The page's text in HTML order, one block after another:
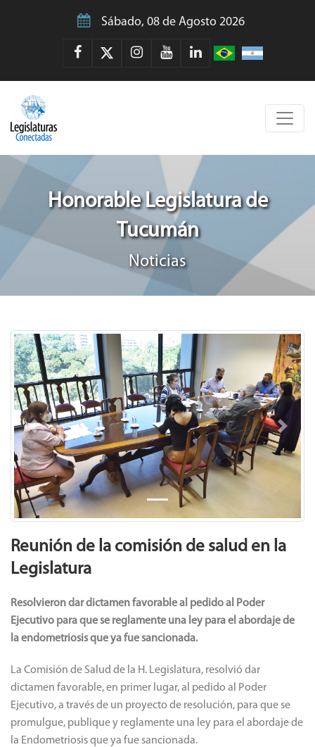
Sábado, 08 de Agosto 2026
Honorable Legislatura de
Tucumán
Noticias
Previous Next
Reunión de la comisión de salud en la
Legislatura
Resolvieron dar dictamen favorable al pedido al Poder
Ejecutivo para que se reglamente una ley para el abordaje de
la endometriosis que ya fue sancionada.
La Comisión de Salud de la H. Legislatura, resolvió dar
dictamen favorable, en primer lugar, al pedido al Poder
Ejecutivo, a través de un proyecto de resolución, para que se
promulgue, publique y reglamente una ley para el abordaje de
la Endometriosis que ya fue sancionada.